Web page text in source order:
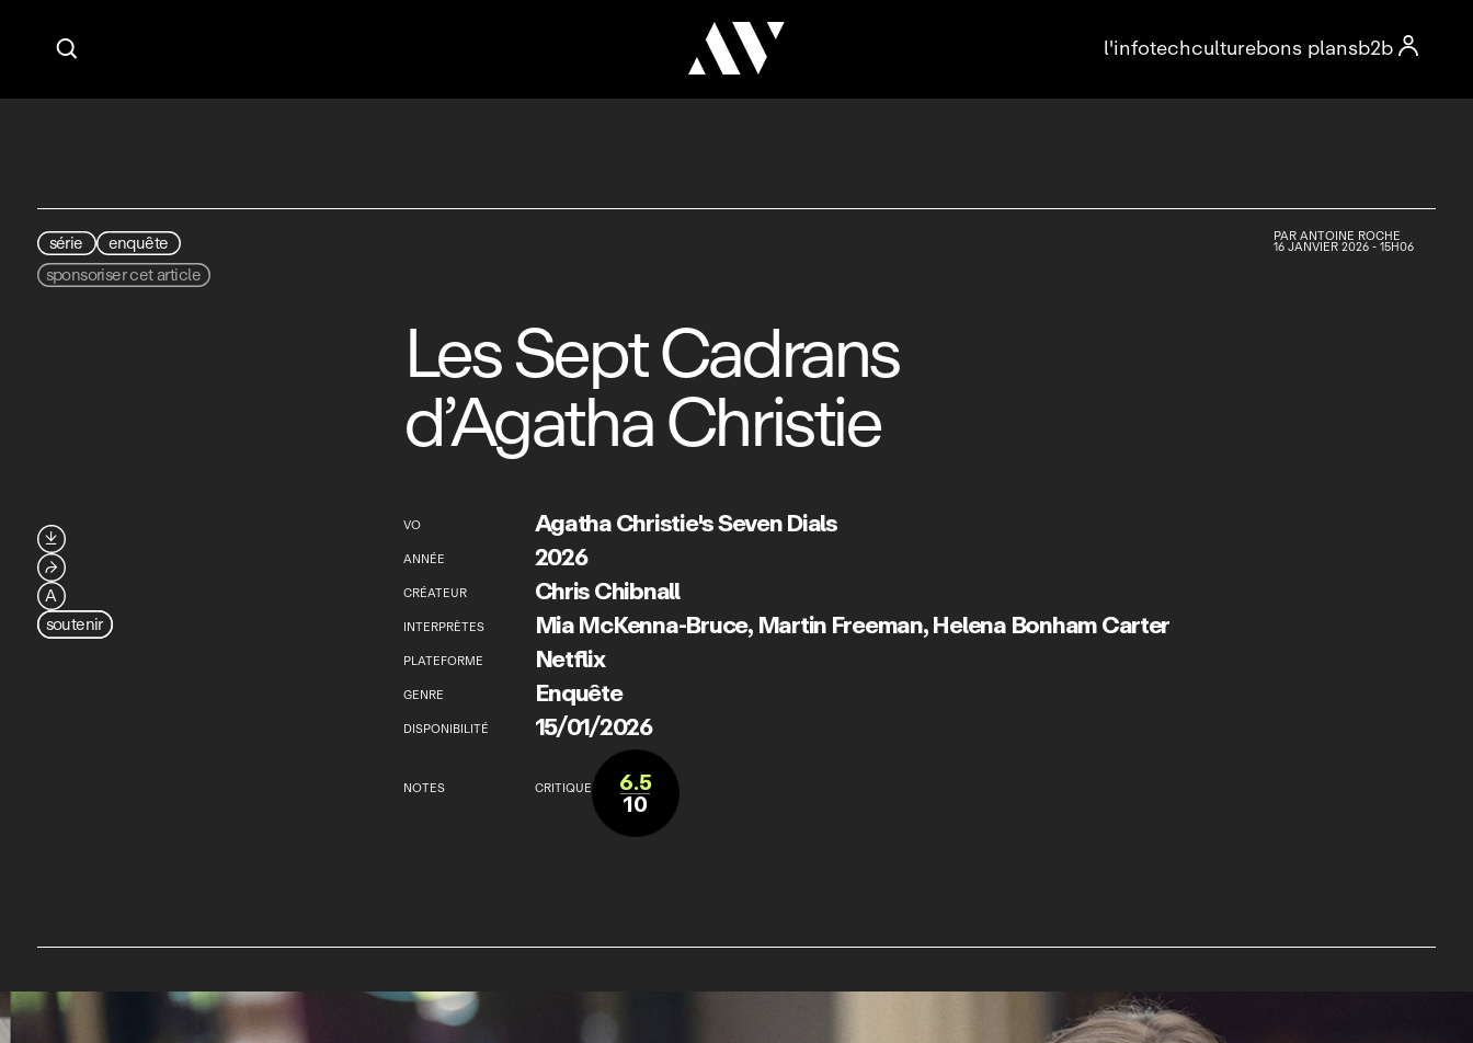

 l'infotechculturebons plansb2b
série
enquête
sponsoriser cet article
PARANTOINE ROCHE
16 JANVIER 2026 - 15H06
Les Sept Cadrans
d’Agatha Christie
VO Agatha Christie's Seven Dials
ANNÉE 2026
CRÉATEUR Chris Chibnall
INTERPRÈTES Mia McKenna-Bruce,Martin Freeman,Helena Bonham Carter
PLATEFORME Netflix
GENRE Enquête
DISPONIBILITÉ 15/01/2026
NOTES CRITIQUE 6.5
10

⮫
A
soutenir